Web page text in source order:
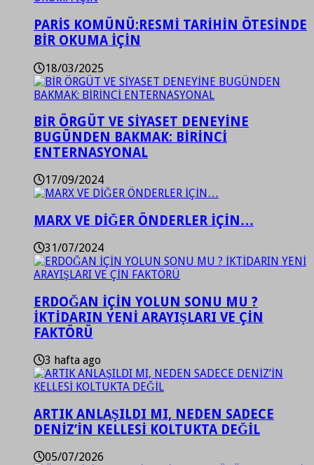
PARİS KOMÜNÜ:RESMİ TARİHİN ÖTESİNDE
BİR OKUMA İÇİN
18/03/2025
BİR ÖRGÜT VE SİYASET DENEYİNE
BUGÜNDEN BAKMAK: BİRİNCİ
ENTERNASYONAL
17/09/2024
MARX VE DİĞER ÖNDERLER İÇİN…
31/07/2024
ERDOĞAN İÇİN YOLUN SONU MU ?
İKTİDARIN YENİ ARAYIŞLARI VE ÇİN
FAKTÖRÜ
3 hafta ago
ARTIK ANLAŞILDI MI, NEDEN SADECE
DENİZ’İN KELLESİ KOLTUKTA DEĞİL
05/07/2026